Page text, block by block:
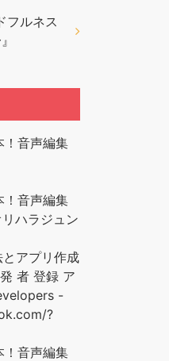
フルネス
！音声編集
！音声編集
リハラジュン
アプリ作成
者 登録 ア
-
?
！音声編集